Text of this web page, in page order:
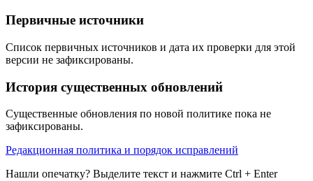
Первичные источники
Список первичных источников и дата их проверки для этой
версии не зафиксированы.
История существенных обновлений
Существенные обновления по новой политике пока не
зафиксированы.
Редакционная политика и порядок исправлений
Нашли опечатку? Выделите текст и нажмите Ctrl + Enter